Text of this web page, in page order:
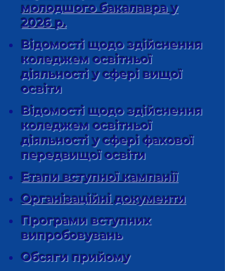
молодшого бакалавра у
2026 р.
Відомості щодо здійснення
коледжем освітньої
діяльності у сфері вищої
освіти
Відомості щодо здійснення
коледжем освітньої
діяльності у сфері фахової
передвищої освіти
Етапи вступної кампанії
Організаційні документи
Програми вступних
випробовувань
Обсяги прийому